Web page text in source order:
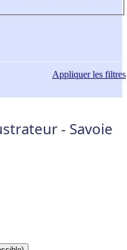
Appliquerles filtres
- Savoie